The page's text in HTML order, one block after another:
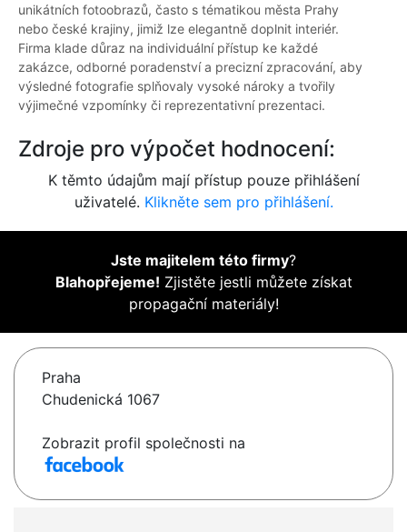
unikátních fotoobrazů, často s tématikou města Prahy
nebo české krajiny, jimiž lze elegantně doplnit interiér.
Firma klade důraz na individuální přístup ke každé
zakázce, odborné poradenství a precizní zpracování, aby
výsledné fotografie splňovaly vysoké nároky a tvořily
výjimečné vzpomínky či reprezentativní prezentaci.
Zdroje pro výpočet hodnocení:
K těmto údajům mají přístup pouze přihlášení
uživatelé. Klikněte sem pro přihlášení.
Jste majitelem této firmy?
Blahopřejeme! Zjistěte jestli můžete získat
propagační materiály!
Praha
Chudenická 1067
Zobrazit profil společnosti na